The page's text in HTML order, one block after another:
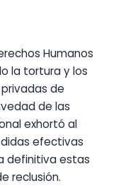
Humanos
la tortura y los
de
de las
exhortó al
efectivas
definitiva estas
reclusión.